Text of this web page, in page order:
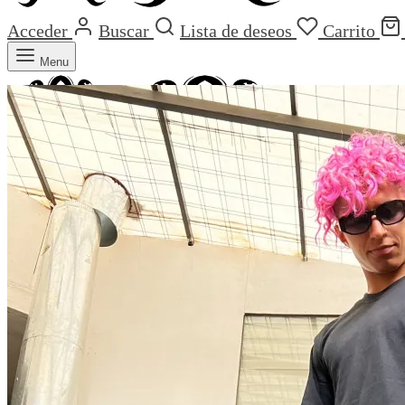
Acceder Buscar Lista de deseos Carrito
Menu
Carrito 0